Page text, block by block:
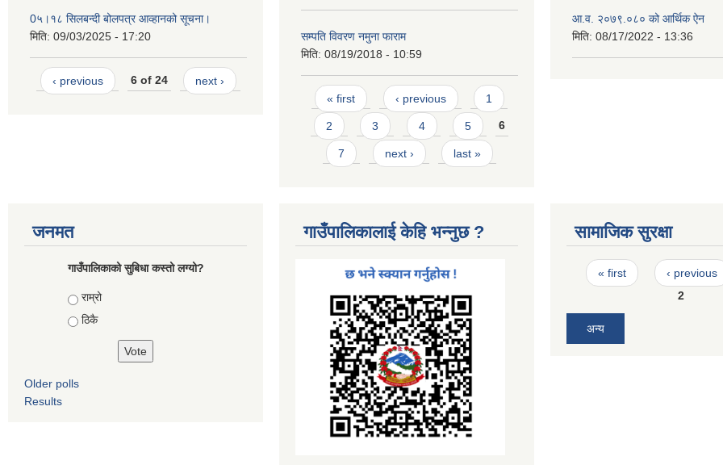
0५।१८ सिलबन्दी बोलपत्र आव्हानको सूचना।
मिति: 09/03/2025 - 17:20
‹ previous 6 of 24 next ›
सम्पति विवरण नमुना फाराम
मिति: 08/19/2018 - 10:59
Pages
« first ‹ previous 1
2 3 4 5 6
7 next › last »
आ.व. २०७९.०८० को आर्थिक ऐन
मिति: 08/17/2022 - 13:36
जनमत
गाउँपालिकाको सुबिधा कस्तो लग्यो?
Choices
राम्रो
ठिकै
Older polls
Results
गाउँपालिकालाई केहि भन्नुछ ? सामाजिक सुरक्षा
Pages
« first
‹ previous
2
अन्य